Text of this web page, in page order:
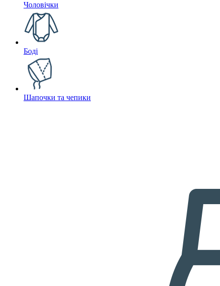
Чоловічки
Боді
Шапочки та чепики